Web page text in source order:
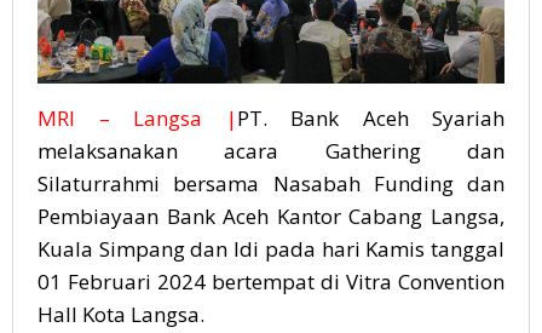
MRI – Langsa |PT. Bank Aceh Syariah
melaksanakan acara Gathering dan
Silaturrahmi bersama Nasabah Funding dan
Pembiayaan Bank Aceh Kantor Cabang Langsa,
Kuala Simpang dan Idi pada hari Kamis tanggal
01 Februari 2024 bertempat di Vitra Convention
Hall Kota Langsa.